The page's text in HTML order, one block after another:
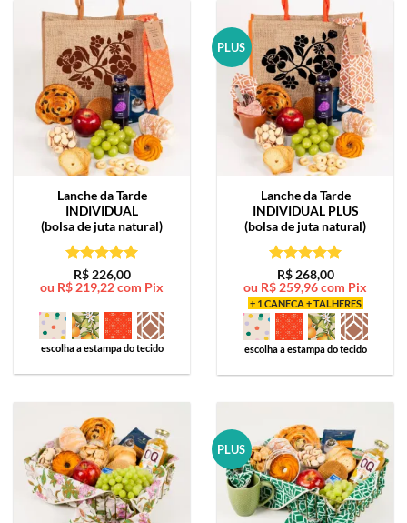
Lanche da Tarde
INDIVIDUAL
(bolsa de juta natural)
Avaliação5
de 5
R$226,00
ou R$219,22com Pix
escolha a estampa do tecido
PLUS
Lanche da Tarde
INDIVIDUAL PLUS
(bolsa de juta natural)
Avaliação5
de 5
R$268,00
ou R$259,96com Pix
+ 1 CANECA + TALHERES
escolha a estampa do tecido
PLUS